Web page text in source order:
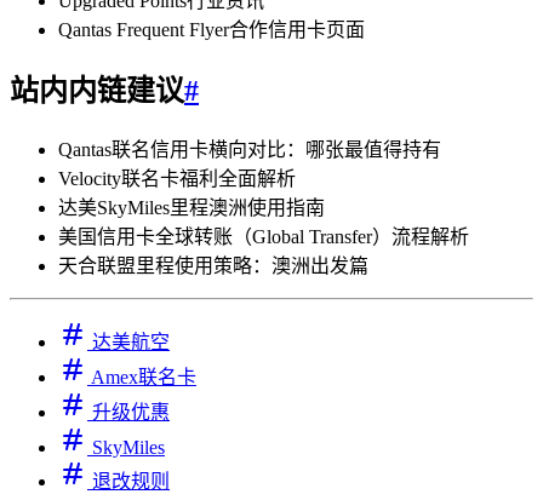
Qantas Frequent Flyer合作信用卡页面
站内内链建议#
Qantas联名信用卡横向对比：哪张最值得持有
Velocity联名卡福利全面解析
达美SkyMiles里程澳洲使用指南
美国信用卡全球转账（Global Transfer）流程解析
天合联盟里程使用策略：澳洲出发篇
达美航空
Amex联名卡
升级优惠
SkyMiles
退改规则